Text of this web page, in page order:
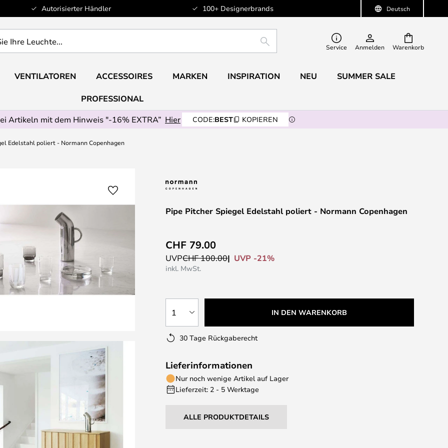
Deutsch
Autorisierter Händler 100+ Designerbrands
Warenkorb
SUCHE Service Anmelden
VENTILATOREN ACCESSOIRES MARKEN INSPIRATION NEU SUMMER SALE
PROFESSIONAL
Artikeln mit dem Hinweis "-16% EXTRA” Hier CODE:BEST KOPIEREN
Edelstahl poliert - Normann Copenhagen
Pipe Pitcher Spiegel Edelstahl poliert - Normann Copenhagen
CHF 79.00
UVPCHF 100.00 UVP -21%
inkl. MwSt.
1 IN DEN WARENKORB
30 Tage Rückgaberecht
Lieferinformationen
Nur noch wenige Artikel auf Lager
Lieferzeit: 2 - 5 Werktage
ALLE PRODUKTDETAILS